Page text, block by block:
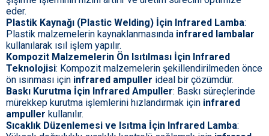
eder.
Plastik Kaynağı (Plastic Welding) İçin Infrared Lamba:
Plastik malzemelerin kaynaklanmasında infrared lambalar
kullanılarak ısıl işlem yapılır.
Kompozit Malzemelerin Ön Isıtılması İçin Infrared
Teknolojisi: Kompozit malzemelerin şekillendirilmeden önce
ön ısınması için infrared ampuller ideal bir çözümdür.
Baskı Kurutma İçin Infrared Ampuller: Baskı süreçlerinde
mürekkep kurutma işlemlerini hızlandırmak için infrared
ampuller kullanılır.
Sıcaklık Düzenlemesi ve Isıtma İçin Infrared Lamba: